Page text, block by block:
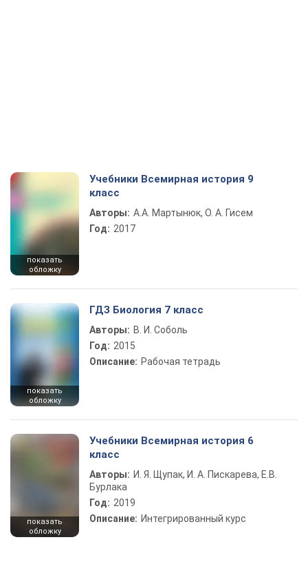
показать
обложку
Учебники Всемирная история 9
класс
Авторы: А.А. Мартынюк, О. А. Гисем
Год: 2017
показать
обложку
ГДЗ Биология 7 класс
Авторы: В. И. Соболь
Год: 2015
Описание: Рабочая тетрадь
показать
обложку
Учебники Всемирная история 6
класс
Авторы: И. Я. Щупак, И. А. Пискарева, Е.В.
Бурлака
Год: 2019
Описание: Интегрированный курс